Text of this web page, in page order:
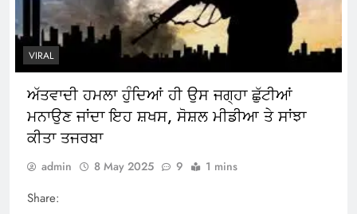
VIRAL
ਅੱਤਵਾਦੀ ਹਮਲਾ ਹੁੰਦਿਆਂ ਹੀ ਉਸ ਜਗ੍ਹਾ ਛੁੱਟੀਆਂ
ਮਨਾਉਣ ਜਾਂਦਾ ਇਹ ਸ਼ਖਸ, ਸੋਸ਼ਲ ਮੀਡੀਆ ਤੇ ਸਾਂਝਾ
ਕੀਤਾ ਤਜਰਬਾ
admin 8 May 2025 9 1 mins
Share: